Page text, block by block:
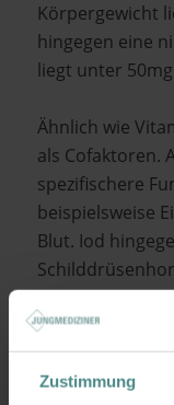
Zustimmung
Körpergewicht
hingegen eine
liegt unter
Ähnlich wie
als Cofaktoren.
spezifischere
beispielsweise
Blut. Iod
In der Regel
ausgewogene
kann in der